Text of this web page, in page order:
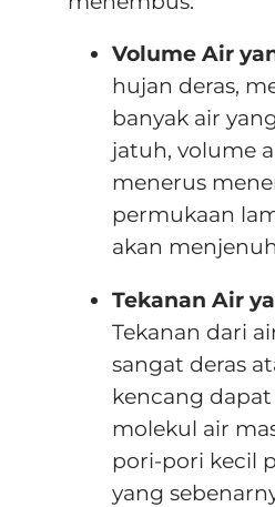
Volume Air
hujan deras,
banyak air
jatuh, volume
menerus
permukaan
akan
Tekanan Air
Tekanan dari
sangat deras
kencang
molekul air
pori-pori kecil
yang